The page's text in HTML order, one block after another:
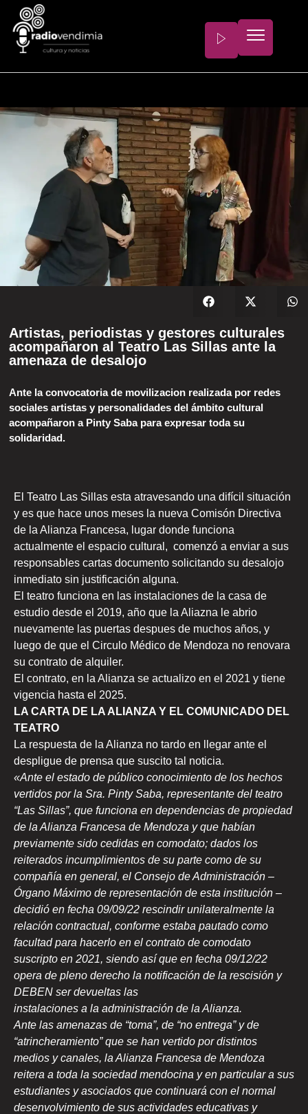
Artistas, periodistas y gestores culturales
acompañaron al Teatro Las Sillas ante la
amenaza de desalojo
Ante la convocatoria de movilizacion realizada por redes
sociales artistas y personalidades del ámbito cultural
acompañaron a Pinty Saba para expresar toda su
solidaridad.
El Teatro Las Sillas esta atravesando una difícil situación
y es que hace unos meses la nueva Comisón Directiva
de la Alianza Francesa, lugar donde funciona
actualmente el espacio cultural, comenzó a enviar a sus
responsables cartas documento solicitando su desalojo
inmediato sin justificación alguna.
El teatro funciona en las instalaciones de la casa de
estudio desde el 2019, año que la Aliazna le abrio
nuevamente las puertas despues de muchos años, y
luego de que el Circulo Médico de Mendoza no renovara
su contrato de alquiler.
El contrato, en la Alianza se actualizo en el 2021 y tiene
vigencia hasta el 2025.
LA CARTA DE LA ALIANZA Y EL COMUNICADO DEL
TEATRO
La respuesta de la Alianza no tardo en llegar ante el
despligue de prensa que suscito tal noticia.
«Ante el estado de público conocimiento de los hechos
vertidos por la Sra. Pinty Saba, representante del teatro
“Las Sillas”, que funciona en dependencias de propiedad
de la Alianza Francesa de Mendoza y que habían
previamente sido cedidas en comodato; dados los
reiterados incumplimientos de su parte como de su
compañía en general, el Consejo de Administración –
Órgano Máximo de representación de esta institución –
decidió en fecha 09/09/22 rescindir unilateralmente la
relación contractual, conforme estaba pautado como
facultad para hacerlo en el contrato de comodato
suscripto en 2021, siendo así que en fecha 09/12/22
opera de pleno derecho la notificación de la rescisión y
DEBEN ser devueltas las
instalaciones a la administración de la Alianza.
Ante las amenazas de “toma”, de “no entrega” y de
“atrincheramiento” que se han vertido por distintos
medios y canales, la Alianza Francesa de Mendoza
reitera a toda la sociedad mendocina y en particular a sus
estudiantes y asociados que continuará con el normal
desenvolvimiento de sus actividades educativas y